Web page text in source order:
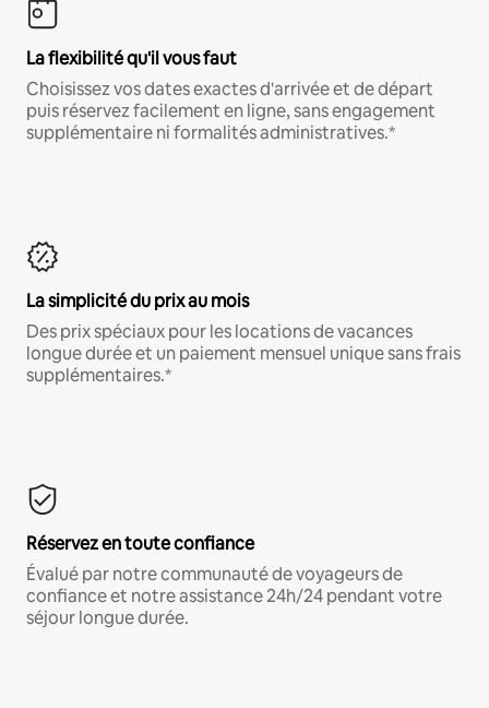
La flexibilité qu'il vous faut
Choisissez vos dates exactes d'arrivée et de départ
puis réservez facilement en ligne, sans engagement
supplémentaire ni formalités administratives.*
La simplicité du prix au mois
Des prix spéciaux pour les locations de vacances
longue durée et un paiement mensuel unique sans frais
supplémentaires.*
Réservez en toute confiance
Évalué par notre communauté de voyageurs de
confiance et notre assistance 24h/24 pendant votre
séjour longue durée.